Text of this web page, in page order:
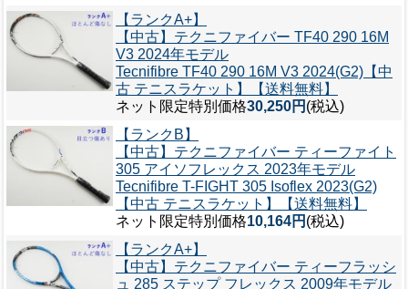
【ランクA+】
【中古】テクニファイバー TF40 290 16M
V3 2024年モデル
Tecnifibre TF40 290 16M V3 2024(G2)【中
古 テニスラケット】【送料無料】
ネット限定特別価格30,250円 (税込)
【ランクB】
【中古】テクニファイバー ティーファイト
305 アイソフレックス 2023年モデル
Tecnifibre T-FIGHT 305 Isoflex 2023(G2)
【中古 テニスラケット】【送料無料】
ネット限定特別価格10,164円 (税込)
【ランクA+】
【中古】テクニファイバー ティーフラッシ
ュ 285 ステップ フレックス 2009年モデル